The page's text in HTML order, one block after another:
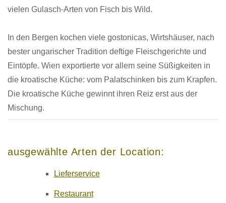
vielen Gulasch-Arten von Fisch bis Wild.
In den Bergen kochen viele gostonicas, Wirtshäuser, nach
bester ungarischer Tradition deftige Fleischgerichte und
Eintöpfe. Wien exportierte vor allem seine Süßigkeiten in
die kroatische Küche: vom Palatschinken bis zum Krapfen.
Die kroatische Küche gewinnt ihren Reiz erst aus der
Mischung.
ausgewählte Arten der Location:
Lieferservice
Restaurant